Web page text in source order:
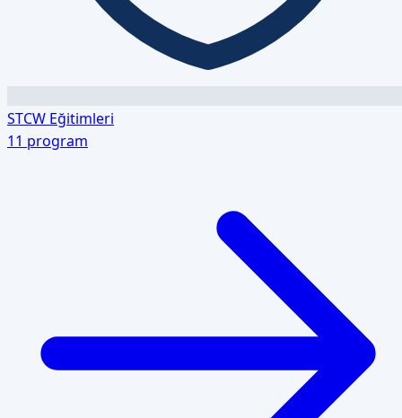
STCW Eğitimleri
11 program